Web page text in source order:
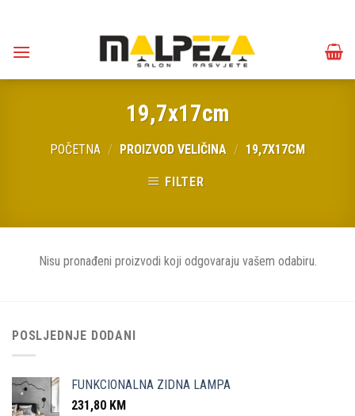
content
19,7x17cm
POČETNA / PROIZVOD VELIČINA / 19,7X17CM
FILTER
Nisu pronađeni proizvodi koji odgovaraju vašem odabiru.
POSLJEDNJE DODANI
FUNKCIONALNA ZIDNA LAMPA
231,80 KM